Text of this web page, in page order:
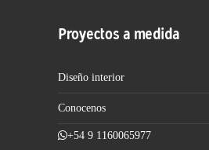
Proyectos a medida
Diseño interior
Conocenos
+54 9 1160065977